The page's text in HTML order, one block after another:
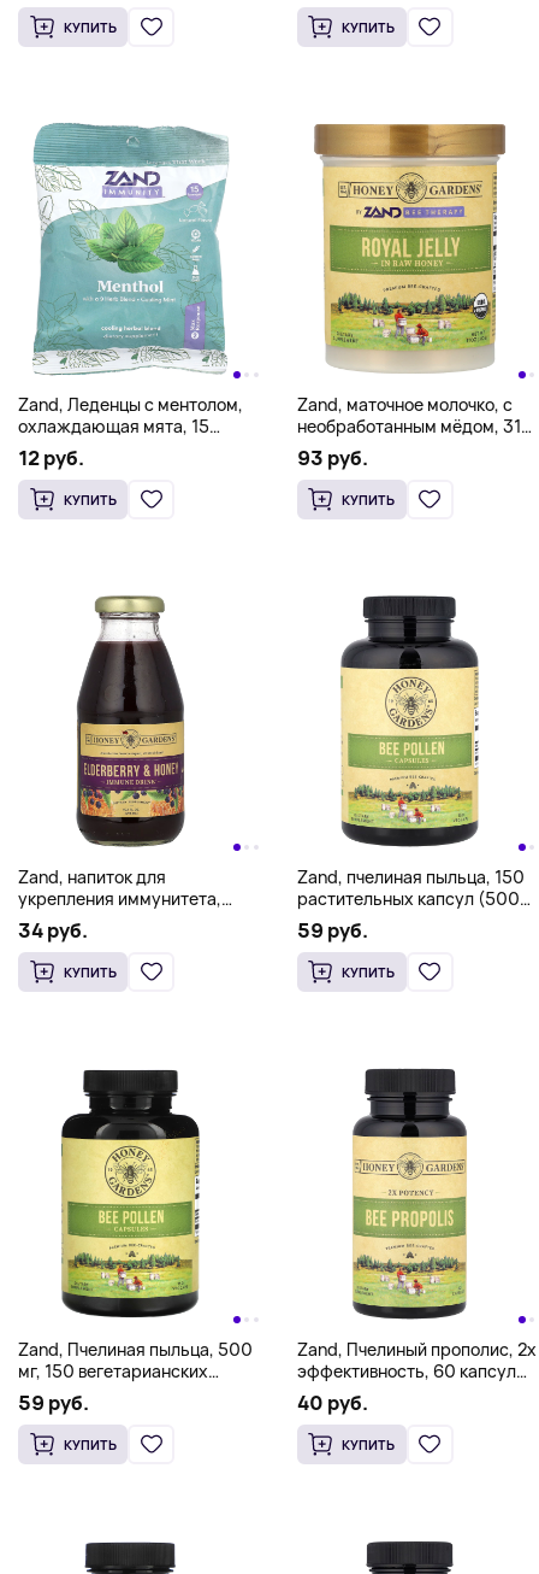
КУПИТЬ КУПИТЬ
Zand, Леденцы с ментолом,
охлаждающая мята, 15
пастилок
12 руб.
КУПИТЬ
Zand, маточное молочко, с
необработанным мёдом, 312
г (11 унций)
93 руб.
КУПИТЬ
Zand, напиток для
укрепления иммунитета,
бузина и мед, 298 мл (10,1
жидк. унции)
34 руб.
КУПИТЬ
Zand, пчелиная пыльца, 150
растительных капсул (500
мг в 1 капсуле)
59 руб.
КУПИТЬ
Zand, Пчелиная пыльца, 500
мг, 150 вегетарианских
капсул
59 руб.
КУПИТЬ
Zand, Пчелиный прополис, 2x
эффективность, 60 капсул
(400 мг на капсулу)
40 руб.
КУПИТЬ